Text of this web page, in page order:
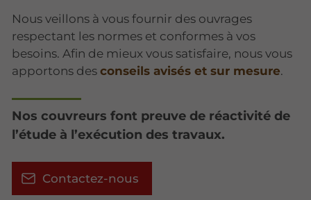
Nous veillons à vous fournir des ouvrages
respectant les normes et conformes à vos
besoins. Afin de mieux vous satisfaire, nous vous
apportons des conseils avisés et sur mesure.
Nos couvreurs font preuve de réactivité de
l’étude à l’exécution des travaux.
Contactez-nous